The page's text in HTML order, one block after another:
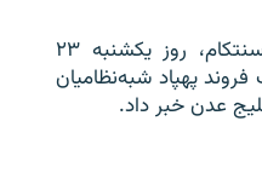
ستاد فرماندهی مرکزی آمریکا، سنتکام، روز یکشنبه ۲۳
پهپاد شبه‌نظامیان
عدن خبر داد.